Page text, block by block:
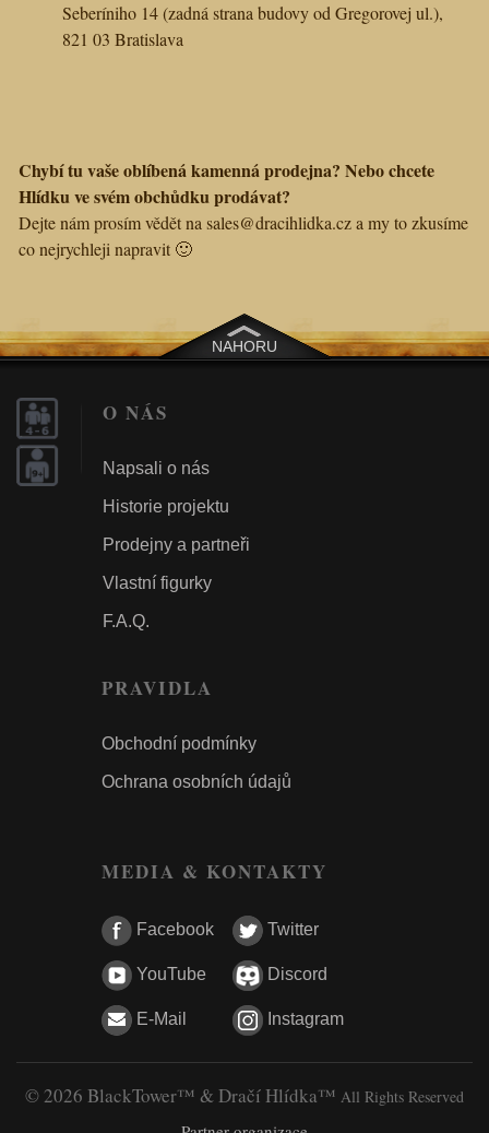
Seberíniho 14 (zadná strana budovy od Gregorovej ul.),
821 03 Bratislava
Chybí tu vaše oblíbená kamenná prodejna? Nebo chcete
Hlídku ve svém obchůdku prodávat?
Dejte nám prosím vědět na sales@dracihlidka.cz a my to zkusíme
co nejrychleji napravit 🙂
NAHORU
O NÁS
Napsali o nás
Historie projektu
Prodejny a partneři
Vlastní figurky
F.A.Q.
PRAVIDLA
Obchodní podmínky
Ochrana osobních údajů
MEDIA & KONTAKTY
Facebook Twitter
YouTube Discord
E-Mail Instagram
© 2026 BlackTower™ & Dračí Hlídka™ All Rights Reserved